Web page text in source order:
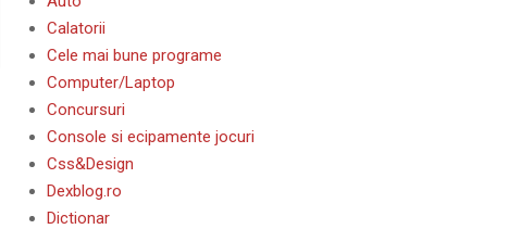
Calatorii
Cele mai bune programe
Computer/Laptop
Concursuri
Console si ecipamente jocuri
Css&Design
Dexblog.ro
Dictionar